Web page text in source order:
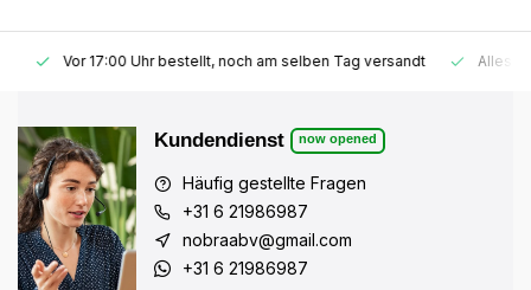
Vor 17:00 Uhr bestellt, noch am selben Tag versandt Alles auf
Kundendienst now opened
Häufig gestellte Fragen
+31 6 21986987
nobraabv@gmail.com
+31 6 21986987